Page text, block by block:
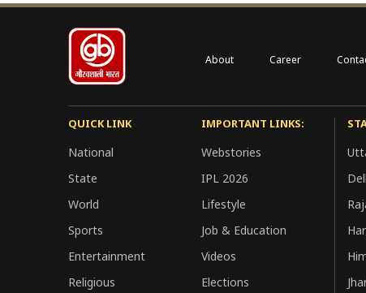
About Career
QUICK LINK
National
State
World
Sports
Entertainment
Religious
IMPORTANT LINKS:
Webstories
IPL 2026
Lifestyle
Job & Education
Videos
Elections